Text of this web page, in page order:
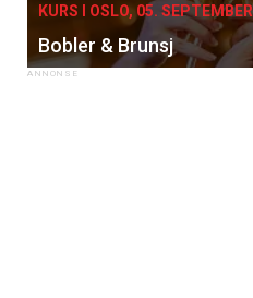
KURS I OSLO, 05. SEPTEMBER
Bobler & Brunsj